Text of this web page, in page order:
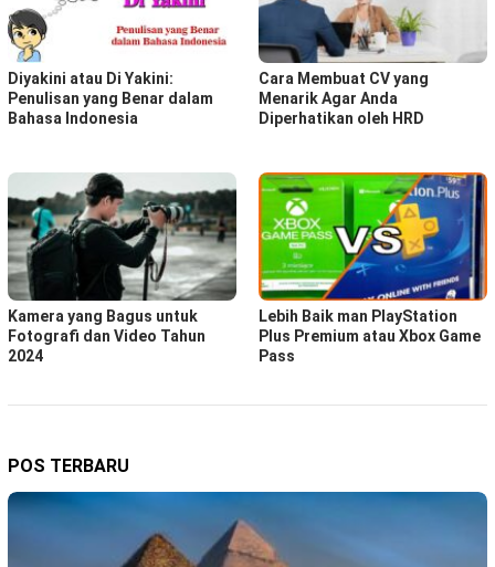
Diyakini atau Di Yakini:
Penulisan yang Benar dalam
Bahasa Indonesia
Cara Membuat CV yang
Menarik Agar Anda
Diperhatikan oleh HRD
Kamera yang Bagus untuk
Fotografi dan Video Tahun
2024
Lebih Baik man PlayStation
Plus Premium atau Xbox Game
Pass
POS TERBARU